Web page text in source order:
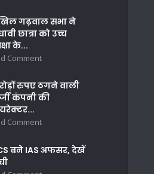
गढ़वाल सभा ने
छात्रा को उच्च
के...
Comment
रुपए ठगने वाली
कंपनी की
Comment
बने IAS अफसर, देखें